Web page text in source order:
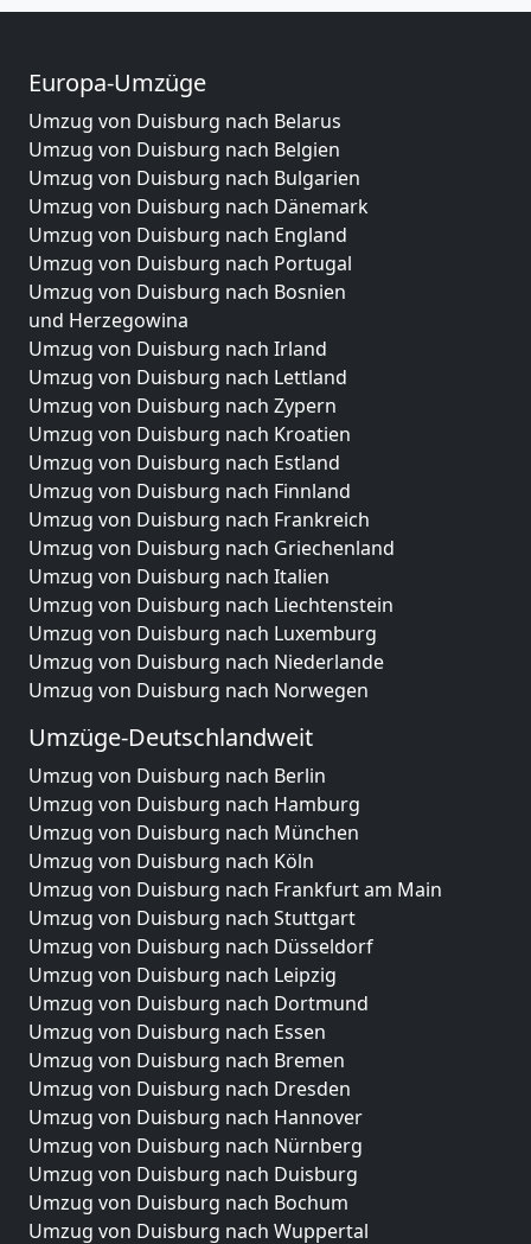
Europa-Umzüge
Umzug von Duisburg nach Belarus
Umzug von Duisburg nach Belgien
Umzug von Duisburg nach Bulgarien
Umzug von Duisburg nach Dänemark
Umzug von Duisburg nach England
Umzug von Duisburg nach Portugal
Umzug von Duisburg nach Bosnien
und Herzegowina
Umzug von Duisburg nach Irland
Umzug von Duisburg nach Lettland
Umzug von Duisburg nach Zypern
Umzug von Duisburg nach Kroatien
Umzug von Duisburg nach Estland
Umzug von Duisburg nach Finnland
Umzug von Duisburg nach Frankreich
Umzug von Duisburg nach Griechenland
Umzug von Duisburg nach Italien
Umzug von Duisburg nach Liechtenstein
Umzug von Duisburg nach Luxemburg
Umzug von Duisburg nach Niederlande
Umzug von Duisburg nach Norwegen
Umzüge-Deutschlandweit
Umzug von Duisburg nach Berlin
Umzug von Duisburg nach Hamburg
Umzug von Duisburg nach München
Umzug von Duisburg nach Köln
Umzug von Duisburg nach Frankfurt am Main
Umzug von Duisburg nach Stuttgart
Umzug von Duisburg nach Düsseldorf
Umzug von Duisburg nach Leipzig
Umzug von Duisburg nach Dortmund
Umzug von Duisburg nach Essen
Umzug von Duisburg nach Bremen
Umzug von Duisburg nach Dresden
Umzug von Duisburg nach Hannover
Umzug von Duisburg nach Nürnberg
Umzug von Duisburg nach Duisburg
Umzug von Duisburg nach Bochum
Umzug von Duisburg nach Wuppertal